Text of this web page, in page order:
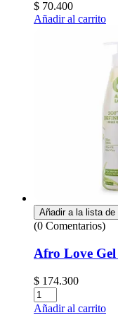
$ 70.400
Añadir al carrito
Añadir a la lista de
(0 Comentarios)
Afro Love
$ 174.300
Añadir al carrito